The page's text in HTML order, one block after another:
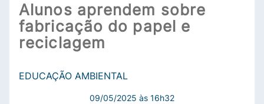
Alunos aprendem sobre
fabricação do papel e
reciclagem
EDUCAÇÃO AMBIENTAL
09/05/2025 às 16h32